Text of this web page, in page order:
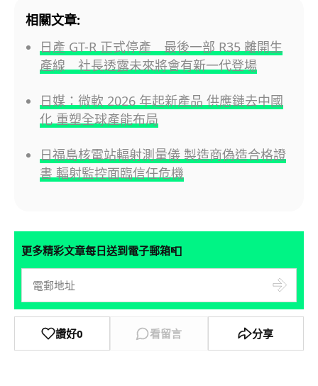
相關文章:
日產 GT-R 正式停產 最後一部 R35 離開生
產線 社長透露未來將會有新一代登場
日媒：微軟 2026 年起新產品 供應鏈去中國
化 重塑全球產能布局
日福島核電站輻射測量儀 製造商偽造合格證
書 輻射監控面臨信任危機
更多精彩文章每日送到電子郵箱📮
讚好0 看留言 分享